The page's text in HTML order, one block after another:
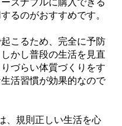
るのがおすすめです。
こるため、完全に予防
かし普段の生活を見直
づらい体質づくりをす
活習慣が効果的なので
、規則正しい生活を心